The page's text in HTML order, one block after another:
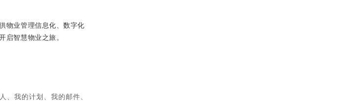
物业管理信息化、数字化
启智慧物业之旅。
、我的计划、我的邮件、